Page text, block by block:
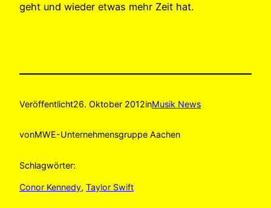
geht und wieder etwas mehr Zeit hat.
Veröffentlicht26. Oktober 2012inMusik News
vonMWE-Unternehmensgruppe Aachen
Schlagwörter:
Conor Kennedy, Taylor Swift